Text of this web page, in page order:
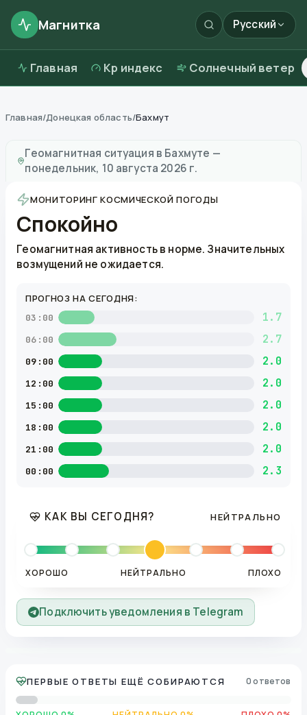
Магнитка Русский
Главная Kp индекс Солнечный ветер
Главная/Донецкая область/Бахмут
Геомагнитная ситуация в Бахмуте —
понедельник, 10 августа 2026 г.
МОНИТОРИНГ КОСМИЧЕСКОЙ ПОГОДЫ
Спокойно
Геомагнитная активность в норме. Значительных
возмущений не ожидается.
ПРОГНОЗ НА СЕГОДНЯ:
03:00 1.7
06:00 2.7
09:00 2.0
12:00 2.0
15:00 2.0
18:00 2.0
21:00 2.0
00:00 2.3
КАК ВЫ СЕГОДНЯ? НЕЙТРАЛЬНО
ХОРОШО НЕЙТРАЛЬНО ПЛОХО
Подключить уведомления в Telegram
ПЕРВЫЕ ОТВЕТЫ ЕЩЁ СОБИРАЮТСЯ 0 ответов